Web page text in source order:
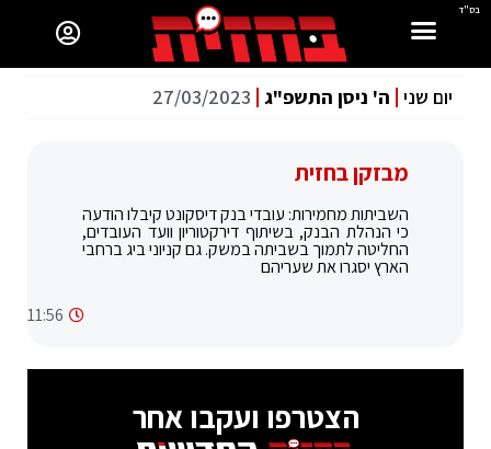
בס"ד
יום שני ה' ניסן התשפ"ג 27/03/2023
מבזקן בחזית
השביתות מחמירות: עובדי בנק דיסקונט קיבלו הודעה
כי הנהלת הבנק, בשיתוף דירקטוריון וועד העובדים,
החליטה לתמוך בשביתה במשק. גם קניוני ביג ברחבי
הארץ יסגרו את שעריהם
11:56
הצטרפו ועקבו אחר